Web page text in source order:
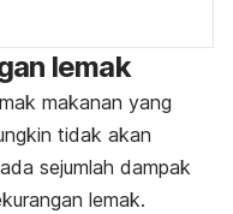
lemak
makanan yang
tidak akan
sejumlah dampak
lemak.